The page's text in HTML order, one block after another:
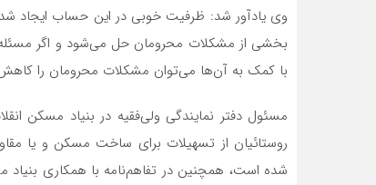
وی یادآور شد: ظرفیت خوبی در این حساب ایجاد
بخشی از مشکلات محرومان حل می‌شود و اگر
با کمک به آن‌ها می‌توان مشکلات محرومان را